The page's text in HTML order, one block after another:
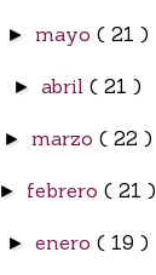
► mayo ( 21 )
► abril ( 21 )
► marzo ( 22 )
► febrero ( 21 )
► enero ( 19 )